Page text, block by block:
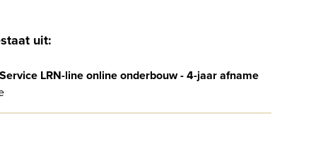
uit:
LRN-line online onderbouw - 4-jaar afname